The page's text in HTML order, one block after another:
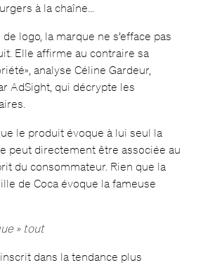
à la chaîne…
de logo, la marque ne s’efface pas
Elle affirme au contraire sa
analyse Céline Gardeur,
AdSight, qui décrypte les
le produit évoque à lui seul la
peut directement être associée au
du consommateur. Rien que la
de Coca évoque la fameuse
» tout
dans la tendance plus